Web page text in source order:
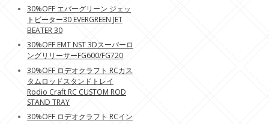
30%OFF エバーグリーン ジェッ
トビーター30 EVERGREEN JET
BEATER 30
30%OFF EMT NST 3Dスーパーロ
ングリリーサーFG600/FG720
30%OFF ロデオクラフト RCカス
タムロッドスタンドトレイ
Rodio Craft RC CUSTOM ROD
STAND TRAY
30%OFF ロデオクラフト RCイン